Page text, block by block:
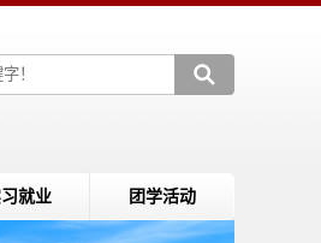
就业 团学活动